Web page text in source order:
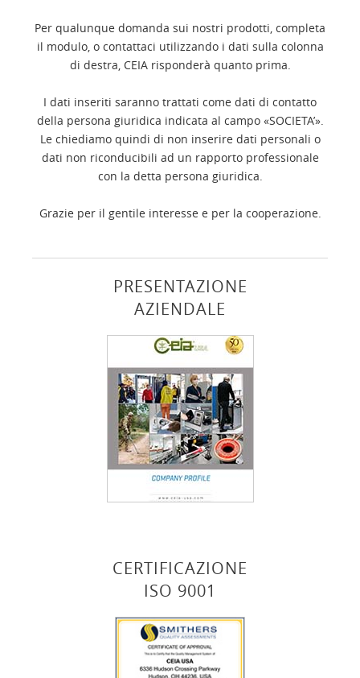
Per qualunque domanda sui nostri prodotti, completa
il modulo, o contattaci utilizzando i dati sulla colonna
di destra, CEIA risponderà quanto prima.
I dati inseriti saranno trattati come dati di contatto
della persona giuridica indicata al campo «SOCIETA’».
Le chiediamo quindi di non inserire dati personali o
dati non riconducibili ad un rapporto professionale
con la detta persona giuridica.
Grazie per il gentile interesse e per la cooperazione.
PRESENTAZIONE
AZIENDALE
CERTIFICAZIONE
ISO 9001